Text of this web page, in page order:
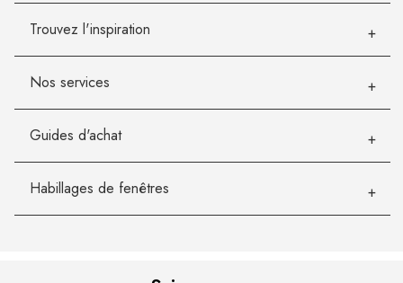
Trouvez l'inspiration
Nos services
Guides d'achat
Habillages de fenêtres